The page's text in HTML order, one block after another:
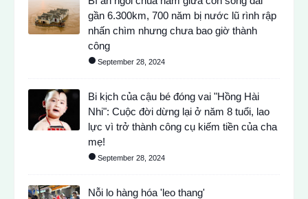
gần 6.300km, 700 năm bị nước lũ rình rập
nhấn chìm nhưng chưa bao giờ thành
công
September 28, 2024
Bi kịch của cậu bé đóng vai "Hồng Hài
Nhi": Cuộc đời dừng lại ở năm 8 tuổi, lao
lực vì trở thành công cụ kiếm tiền của cha
mẹ!
September 28, 2024
Nỗi lo hàng hóa 'leo thang'